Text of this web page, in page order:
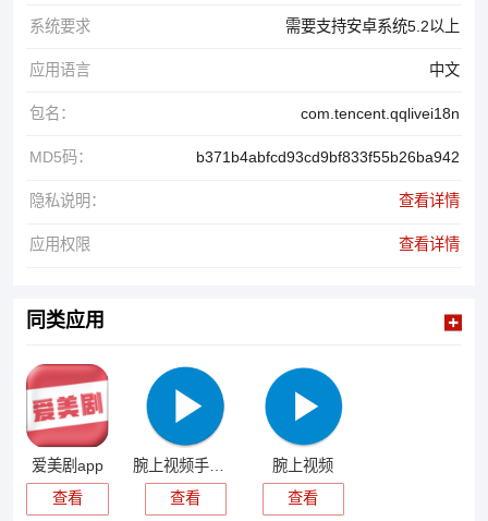
系统要求 需要支持安卓系统5.2以上
应用语言 中文
包名： com.tencent.qqlivei18n
MD5码： b371b4abfcd93cd9bf833f55b26ba942
隐私说明： 查看详情
应用权限 查看详情
同类应用
爱美剧app
查看
查看
腕上视频
查看